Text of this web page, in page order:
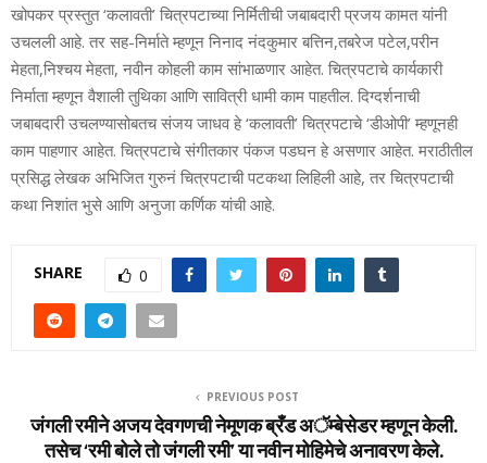
खोपकर प्रस्तुत ‘कलावती’ चित्रपटाच्या निर्मितीची जबाबदारी प्रजय कामत यांनी
उचलली आहे. तर सह-निर्माते म्हणून निनाद नंदकुमार बत्तिन,तबरेज पटेल,परीन
मेहता,निश्चय मेहता, नवीन कोहली काम सांभाळणार आहेत. चित्रपटाचे कार्यकारी
निर्माता म्हणून वैशाली तुथिका आणि सावित्री धामी काम पाहतील. दिग्दर्शनाची
जबाबदारी उचलण्यासोबतच संजय जाधव हे ‘कलावती’ चित्रपटाचे ‘डीओपी’ म्हणूनही
काम पाहणार आहेत. चित्रपटाचे संगीतकार पंकज पडघन हे असणार आहेत. मराठीतील
प्रसिद्ध लेखक अभिजित गुरुनं चित्रपटाची पटकथा लिहिली आहे, तर चित्रपटाची
कथा निशांत भुसे आणि अनुजा कर्णिक यांची आहे.
SHARE 0
PREVIOUS POST
जंगली रमीने अजय देवगणची नेमूणक ब्रँड अॅम्बेसेडर म्हणून केली.
तसेच ‘रमी बोले तो जंगली रमी’ या नवीन मोहिमेचे अनावरण केले.